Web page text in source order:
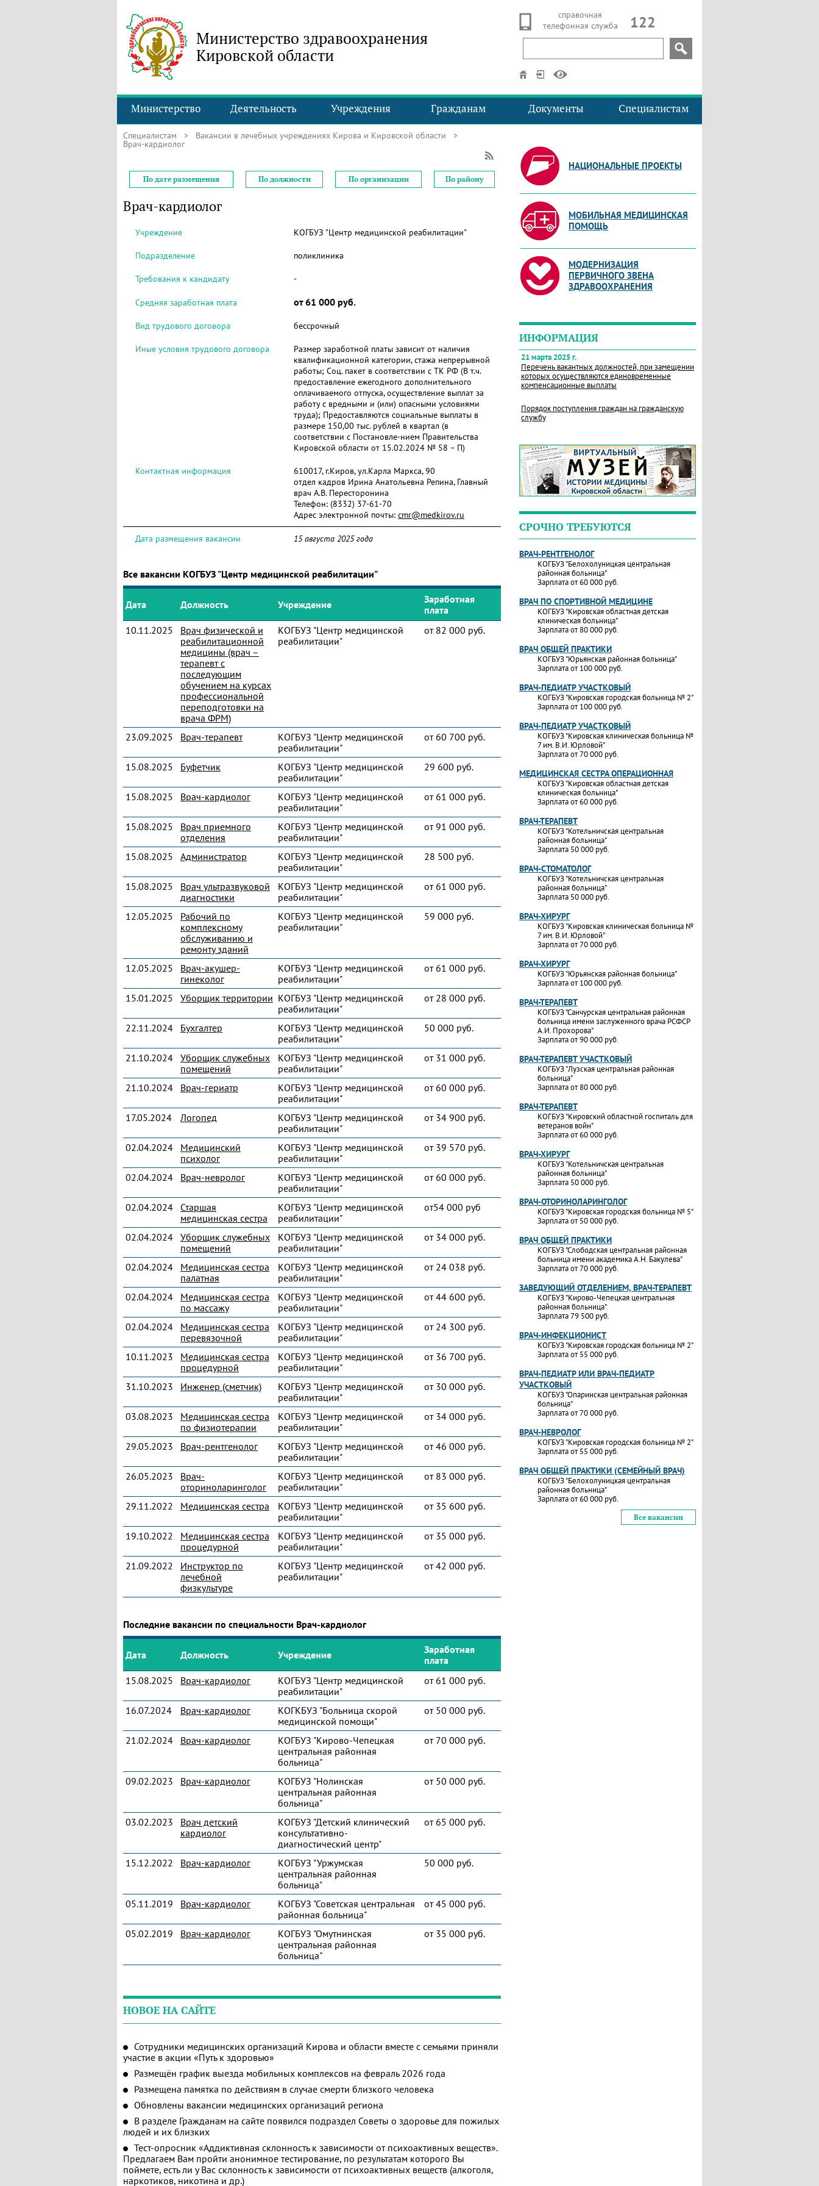
Министерство здравоохранения
Кировской области
справочная
телефонная служба
122
Министерство Деятельность Учреждения Гражданам Документы Специалистам
Специалистам > Вакансии в лечебных учреждениях Кирова и Кировской области >
Врач-кардиолог
По дате размещения По должности По организации По району
Врач-кардиолог
Учреждение КОГБУЗ "Центр медицинской реабилитации"
Подразделение поликлиника
Требования к кандидату -
Средняя заработная плата от 61 000 руб.
Вид трудового договора бессрочный
Иные условия трудового договора
Размер заработной платы зависит от наличия
квалификационной категории, стажа непрерывной
работы; Соц. пакет в соответствии с ТК РФ (В т.ч.
предоставление ежегодного дополнительного
оплачиваемого отпуска, осуществление выплат за
работу с вредными и (или) опасными условиями
труда); Предоставляются социальные выплаты в
размере 150,00 тыс. рублей в квартал (в
соответствии с Постановле-нием Правительства
Кировской области от 15.02.2024 № 58 – П)
Контактная информация
610017, г.Киров, ул.Карла Маркса, 90
отдел кадров Ирина Анатольевна Репина, Главный
врач А.В. Пересторонина
Телефон: (8332) 37-61-70
Адрес электронной почты: cmr@medkirov.ru
Дата размещения вакансии 15 августа 2025 года
Все вакансии КОГБУЗ "Центр медицинской реабилитации"
Дата Должность Учреждение
Заработная
плата
10.11.2025
Врач физической и
реабилитационной
медицины (врач –
терапевт с
последующим
обучением на курсах
профессиональной
переподготовки на
врача ФРМ)
КОГБУЗ "Центр медицинской
реабилитации"
от 82 000 руб.
23.09.2025 Врач-терапевт
КОГБУЗ "Центр медицинской
реабилитации"
от 60 700 руб.
15.08.2025 Буфетчик
КОГБУЗ "Центр медицинской
реабилитации"
29 600 руб.
15.08.2025 Врач-кардиолог
КОГБУЗ "Центр медицинской
реабилитации"
от 61 000 руб.
15.08.2025
Врач приемного
отделения
КОГБУЗ "Центр медицинской
реабилитации"
от 91 000 руб.
15.08.2025 Администратор
КОГБУЗ "Центр медицинской
реабилитации"
28 500 руб.
15.08.2025
Врач ультразвуковой
диагностики
КОГБУЗ "Центр медицинской
реабилитации"
от 61 000 руб.
12.05.2025
Рабочий по
комплексному
обслуживанию и
ремонту зданий
КОГБУЗ "Центр медицинской
реабилитации"
59 000 руб.
12.05.2025
Врач-акушер-
гинеколог
КОГБУЗ "Центр медицинской
реабилитации"
от 61 000 руб.
15.01.2025 Уборщик территории КОГБУЗ "Центр медицинской
реабилитации"
от 28 000 руб.
22.11.2024 Бухгалтер
КОГБУЗ "Центр медицинской
реабилитации"
50 000 руб.
21.10.2024 Уборщик служебных
помещений
КОГБУЗ "Центр медицинской
реабилитации"
от 31 000 руб.
21.10.2024 Врач-гериатр
КОГБУЗ "Центр медицинской
реабилитации"
от 60 000 руб.
17.05.2024 Логопед
КОГБУЗ "Центр медицинской
реабилитации"
от 34 900 руб.
02.04.2024
Медицинский
психолог
КОГБУЗ "Центр медицинской
реабилитации"
от 39 570 руб.
02.04.2024 Врач-невролог
КОГБУЗ "Центр медицинской
реабилитации"
от 60 000 руб.
02.04.2024
Старшая
медицинская сестра
КОГБУЗ "Центр медицинской
реабилитации"
от54 000 руб
02.04.2024 Уборщик служебных
помещений
КОГБУЗ "Центр медицинской
реабилитации"
от 34 000 руб.
02.04.2024
Медицинская сестра
палатная
КОГБУЗ "Центр медицинской
реабилитации"
от 24 038 руб.
02.04.2024
Медицинская сестра
по массажу
КОГБУЗ "Центр медицинской
реабилитации"
от 44 600 руб.
02.04.2024
Медицинская сестра
перевязочной
КОГБУЗ "Центр медицинской
реабилитации"
от 24 300 руб.
10.11.2023
Медицинская сестра
процедурной
КОГБУЗ "Центр медицинской
реабилитации"
от 36 700 руб.
31.10.2023 Инженер (сметчик)
КОГБУЗ "Центр медицинской
реабилитации"
от 30 000 руб.
03.08.2023
Медицинская сестра
по физиотерапии
КОГБУЗ "Центр медицинской
реабилитации"
от 34 000 руб.
29.05.2023 Врач-рентгенолог
КОГБУЗ "Центр медицинской
реабилитации"
от 46 000 руб.
26.05.2023
Врач-
оториноларинголог
КОГБУЗ "Центр медицинской
реабилитации"
от 83 000 руб.
29.11.2022 Медицинская сестра
КОГБУЗ "Центр медицинской
реабилитации"
от 35 600 руб.
19.10.2022
Медицинская сестра
процедурной
КОГБУЗ "Центр медицинской
реабилитации"
от 35 000 руб.
21.09.2022
Инструктор по
лечебной
физкультуре
КОГБУЗ "Центр медицинской
реабилитации"
от 42 000 руб.
Последние вакансии по специальности Врач-кардиолог
Дата Должность Учреждение
Заработная
плата
15.08.2025
Врач-кардиолог
КОГБУЗ "Центр медицинской
реабилитации"
от 61 000 руб.
16.07.2024 Врач-кардиолог
КОГКБУЗ "Больница скорой
медицинской помощи"
от 50 000 руб.
21.02.2024 Врач-кардиолог
КОГБУЗ "Кирово-Чепецкая
центральная районная
больница"
от 70 000 руб.
09.02.2023 Врач-кардиолог
КОГБУЗ "Нолинская
центральная районная
больница"
от 50 000 руб.
03.02.2023
Врач детский
кардиолог
КОГБУЗ "Детский клинический
консультативно-
диагностический центр"
от 65 000 руб.
15.12.2022 Врач-кардиолог
КОГБУЗ "Уржумская
центральная районная
больница"
50 000 руб.
05.11.2019 Врач-кардиолог
КОГБУЗ "Советская центральная
районная больница"
от 45 000 руб.
05.02.2019 Врач-кардиолог
КОГБУЗ "Омутнинская
центральная районная
больница"
от 35 000 руб.
НОВОЕ НА САЙТЕ
Сотрудники медицинских организаций Кирова и области вместе с семьями приняли
участие в акции «Путь к здоровью»
Размещён график выезда мобильных комплексов на февраль 2026 года
Размещена памятка по действиям в случае смерти близкого человека
Обновлены вакансии медицинских организаций региона
В разделе Гражданам на сайте появился подраздел Советы о здоровье для пожилых
людей и их близких
Тест-опросник «Аддиктивная склонность к зависимости от психоактивных веществ».
Предлагаем Вам пройти анонимное тестирование, по результатам которого Вы
поймете, есть ли у Вас склонность к зависимости от психоактивных веществ (алкоголя,
наркотиков, никотина и др.)
НАЦИОНАЛЬНЫЕ ПРОЕКТЫ
МОБИЛЬНАЯ МЕДИЦИНСКАЯ
ПОМОЩЬ
МОДЕРНИЗАЦИЯ
ПЕРВИЧНОГО ЗВЕНА
ЗДРАВООХРАНЕНИЯ
ИНФОРМАЦИЯ
21 марта 2025 г.
Перечень вакантных должностей, при замещении
которых осуществляются единовременные
компенсационные выплаты
Порядок поступления граждан на гражданскую
службу
СРОЧНО ТРЕБУЮТСЯ
ВРАЧ-РЕНТГЕНОЛОГ
КОГБУЗ "Белохолуницкая центральная
районная больница"
Зарплата от 60 000 руб.
ВРАЧ ПО СПОРТИВНОЙ МЕДИЦИНЕ
КОГБУЗ "Кировская областная детская
клиническая больница"
Зарплата от 80 000 руб.
ВРАЧ ОБЩЕЙ ПРАКТИКИ
КОГБУЗ "Юрьянская районная больница"
Зарплата от 100 000 руб.
ВРАЧ-ПЕДИАТР УЧАСТКОВЫЙ
КОГБУЗ "Кировская городская больница № 2"
Зарплата от 100 000 руб.
ВРАЧ-ПЕДИАТР УЧАСТКОВЫЙ
КОГБУЗ "Кировская клиническая больница №
7 им. В.И. Юрловой"
Зарплата от 70 000 руб.
МЕДИЦИНСКАЯ СЕСТРА ОПЕРАЦИОННАЯ
КОГБУЗ "Кировская областная детская
клиническая больница"
Зарплата от 60 000 руб.
ВРАЧ-ТЕРАПЕВТ
КОГБУЗ "Котельничская центральная
районная больница"
Зарплата 50 000 руб.
ВРАЧ-СТОМАТОЛОГ
КОГБУЗ "Котельничская центральная
районная больница"
Зарплата 50 000 руб.
ВРАЧ-ХИРУРГ
КОГБУЗ "Кировская клиническая больница №
7 им. В.И. Юрловой"
Зарплата от 70 000 руб.
ВРАЧ-ХИРУРГ
КОГБУЗ "Юрьянская районная больница"
Зарплата от 100 000 руб.
ВРАЧ-ТЕРАПЕВТ
КОГБУЗ "Санчурская центральная районная
больница имени заслуженного врача РСФСР
А.И. Прохорова"
Зарплата от 90 000 руб.
ВРАЧ-ТЕРАПЕВТ УЧАСТКОВЫЙ
КОГБУЗ "Лузская центральная районная
больница"
Зарплата от 80 000 руб.
ВРАЧ-ТЕРАПЕВТ
КОГБУЗ "Кировский областной госпиталь для
ветеранов войн"
Зарплата от 60 000 руб.
ВРАЧ-ХИРУРГ
КОГБУЗ "Котельничская центральная
районная больница"
Зарплата 50 000 руб.
ВРАЧ-ОТОРИНОЛАРИНГОЛОГ
КОГБУЗ "Кировская городская больница № 5"
Зарплата от 50 000 руб.
ВРАЧ ОБЩЕЙ ПРАКТИКИ
КОГБУЗ "Слободская центральная районная
больница имени академика А.Н. Бакулева"
Зарплата от 70 000 руб.
ЗАВЕДУЮЩИЙ ОТДЕЛЕНИЕМ, ВРАЧ-ТЕРАПЕВТ
КОГБУЗ "Кирово-Чепецкая центральная
районная больница"
Зарплата 79 500 руб.
ВРАЧ-ИНФЕКЦИОНИСТ
КОГБУЗ "Кировская городская больница № 2"
Зарплата от 55 000 руб.
ВРАЧ-ПЕДИАТР ИЛИ ВРАЧ-ПЕДИАТР
УЧАСТКОВЫЙ
КОГБУЗ "Опаринская центральная районная
больница"
Зарплата от 70 000 руб.
ВРАЧ-НЕВРОЛОГ
КОГБУЗ "Кировская городская больница № 2"
Зарплата от 55 000 руб.
ВРАЧ ОБЩЕЙ ПРАКТИКИ (СЕМЕЙНЫЙ ВРАЧ)
КОГБУЗ "Белохолуницкая центральная
районная больница"
Зарплата от 60 000 руб.
Все вакансии